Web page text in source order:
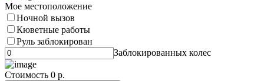
Мое местоположение
Ночной вызов
Кюветные работы
Руль заблокирован
Заблокированных колес
Стоимость 0 р.